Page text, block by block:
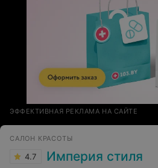
ЭФФЕКТИВНАЯ РЕКЛАМА НА САЙТЕ
САЛОН КРАСОТЫ
4.7 Империя стиля